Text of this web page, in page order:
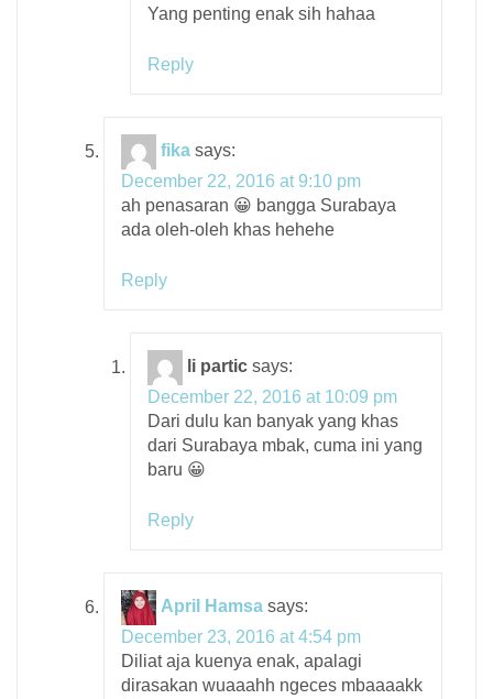
Yang penting enak sih hahaa
Reply
fika says:
December 22, 2016 at 9:10 pm
ah penasaran 😀 bangga Surabaya
ada oleh-oleh khas hehehe
Reply
li partic says:
December 22, 2016 at 10:09 pm
Dari dulu kan banyak yang khas
dari Surabaya mbak, cuma ini yang
baru 😀
Reply
April Hamsa says:
December 23, 2016 at 4:54 pm
Diliat aja kuenya enak, apalagi
dirasakan wuaaahh ngeces mbaaaakk